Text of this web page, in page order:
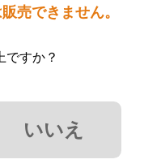
売できません。
ですか？